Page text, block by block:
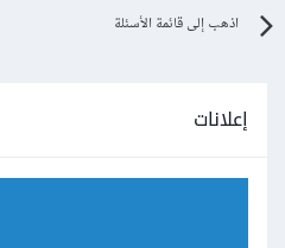
اذهب إلى قائمة الأسئلة
إعلانات